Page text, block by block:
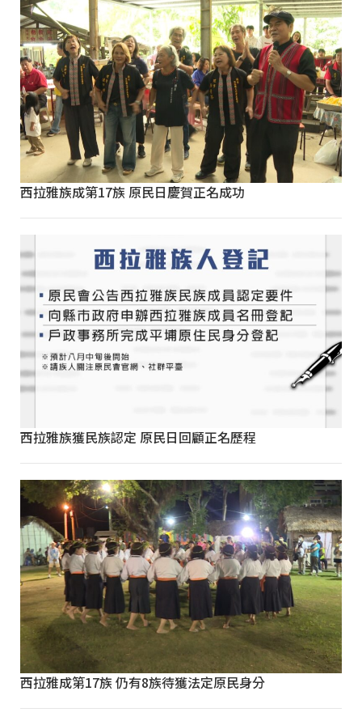
西拉雅族成第17族 原民日慶賀正名成功
西拉雅族獲民族認定 原民日回顧正名歷程
西拉雅成第17族 仍有8族待獲法定原民身分